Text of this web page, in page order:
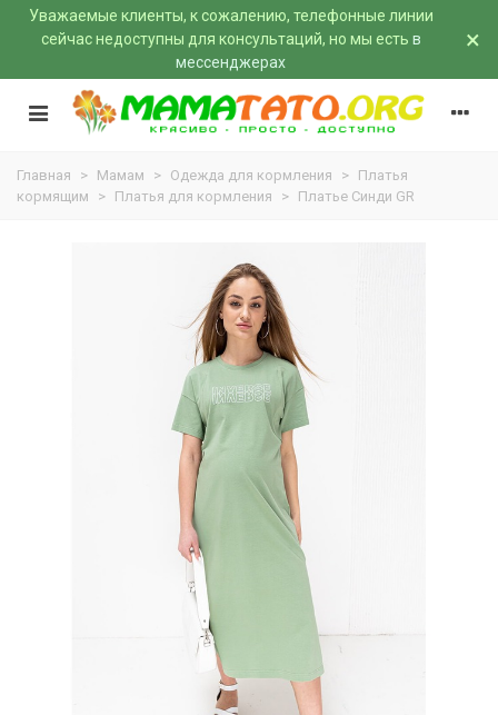
Уважаемые клиенты, к сожалению, телефонные линии
сейчас недоступны для консультаций, но мы есть в
мессенджерах
×
Главная > Мамам > Одежда для кормления > Платья
кормящим
> Платья для кормления > Платье Синди GR